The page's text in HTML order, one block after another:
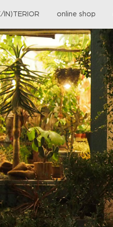
IN)TERIOR online shop